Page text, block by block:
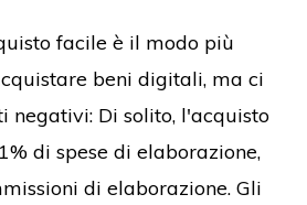
facile è il modo più
beni digitali, ma ci
negativi: Di solito, l'acquisto
di spese di elaborazione,
di elaborazione. Gli